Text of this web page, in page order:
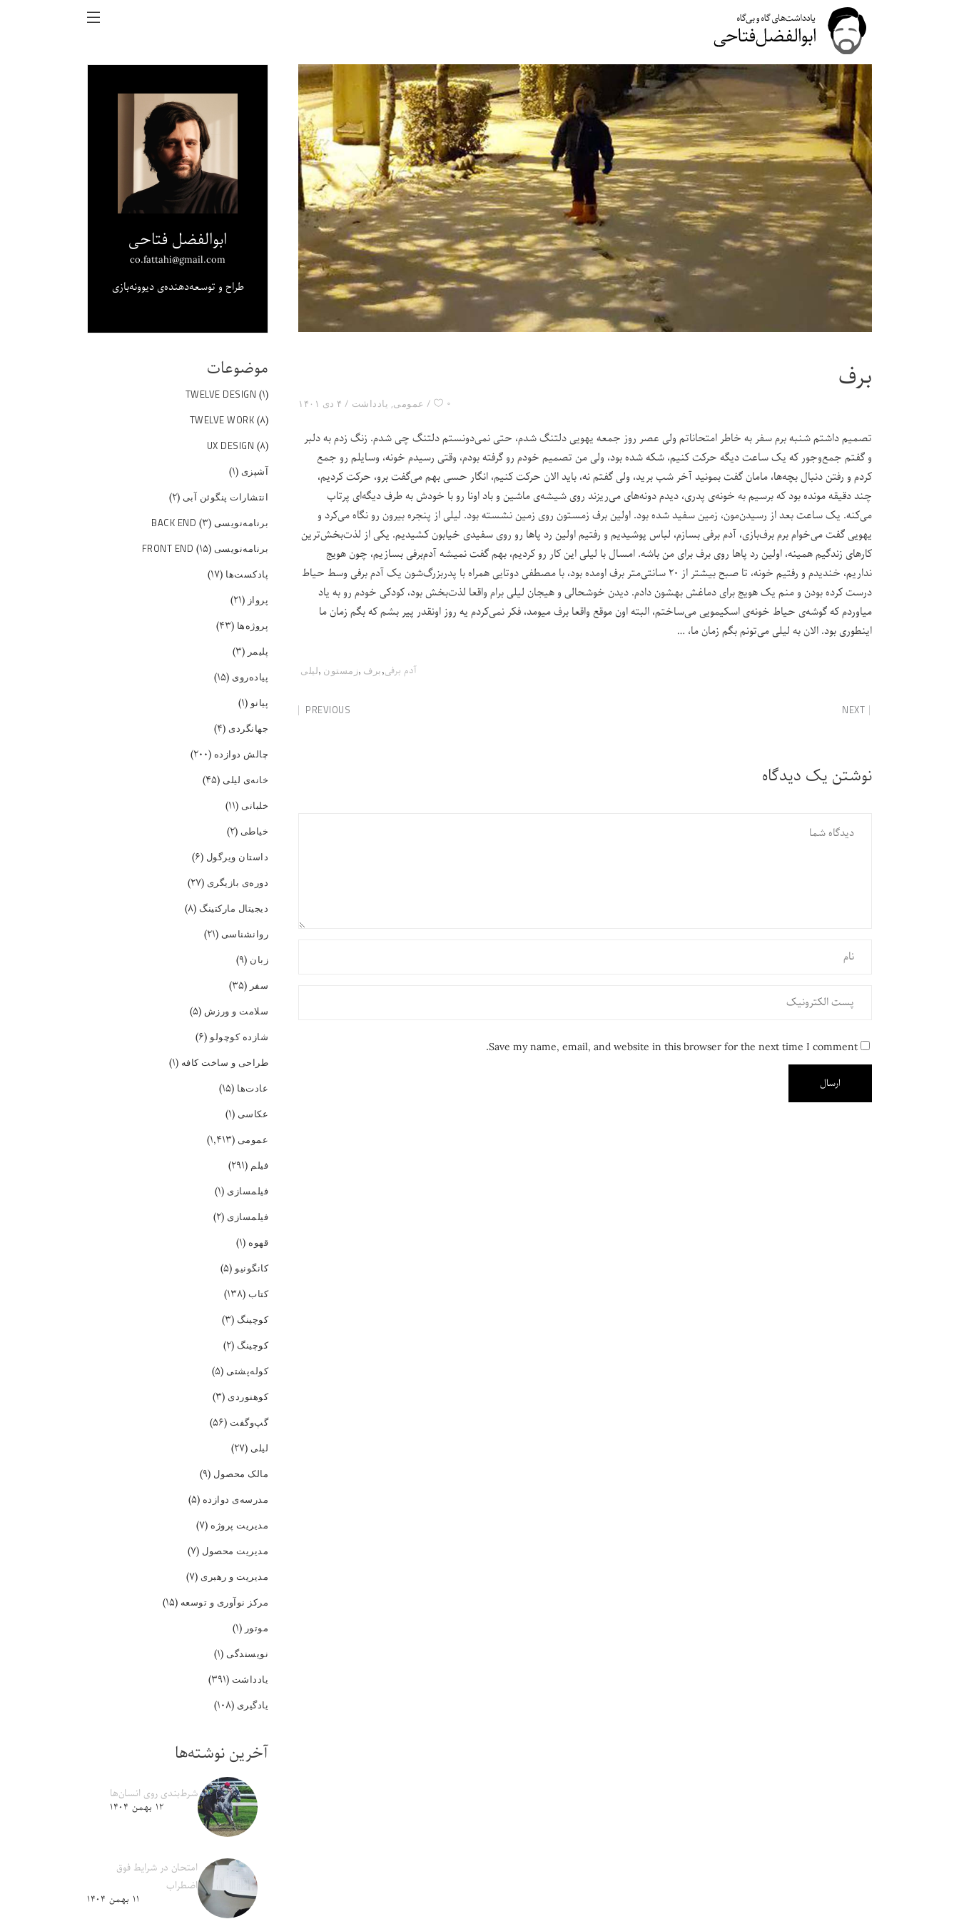
برف
۴ دی ۱۴۰۱ عمومی, یادداشت ۰
تصمیم داشتم شنبه برم سفر به خاطر امتحاناتم ولی عصر روز جمعه یهویی دلتنگ شدم، حتی نمی‌دونستم دلتنگ چی شدم. زنگ زدم به دلبر
و گفتم جمع‌و‌جور که یک ساعت دیگه حرکت کنیم، شکه شده بود، ولی من تصمیم خودم رو گرفته بودم، وقتی رسیدم خونه، وسایلم رو جمع
کردم و رفتن دنبال بچه‌ها، مامان گفت بمونید آخر شب برید، ولی گفتم نه، باید الان حرکت کنیم، انگار حسی بهم می‌گفت برو، حرکت کردیم،
چند دقیقه مونده بود که برسیم به خونه‌ی پدری، دیدم دونه‌های می‌ریزند روی شیشه‌ی ماشین و باد اونا رو با خودش به طرف دیگه‌ای پرتاب
می‌کنه. یک ساعت بعد از رسیدن‌مون، زمین سفید شده بود. اولین برف زمستون روی زمین نشسته بود. لیلی از پنجره بیرون رو نگاه می‌کرد و
یهویی گفت می‌خوام برم برف‌بازی، آدم برفی بسازم، لباس پوشیدیم و رفتیم اولین رد پاها رو روی سفیدی خیابون کشیدیم. یکی از لذت‌بخش‌ترین
کارهای زندگیم همینه، اولین رد پاها روی برف برای من باشه. امسال با لیلی این کار رو کردیم، بهم گفت نمیشه آدم‌برفی بسازیم، چون هویج
نداریم، خندیدم و رفتیم خونه، تا صبح بیشتر از ۲۰ سانتی‌متر برف اومده بود، با مصطفی دوتایی همراه با پدربزرگ‌شون یک آدم برفی وسط حیاط
درست کرده بودن و منم یک هویج برای دماغش بهشون دادم. دیدن خوشحالی و هیجان لیلی برام واقعا لذت‌بخش بود، کودکی خودم رو به یاد
میاوردم که گوشه‌ی حیاط خونه‌ی اسکیمویی می‌ساختم، البته اون موقع واقعا برف میومد، فکر نمی‌کردم یه روز اونقدر پیر بشم که بگم زمان ما
اینطوری بود. الان به لیلی می‌تونم بگم زمان ما، …
آدم برفی,برف ,زمستون ,لیلی
PREVIOUS NEXT
نوشتن یک دیدگاه
Save my name, email, and website in this browser for the next time I comment.
ابوالفضل فتاحی
co.fattahi@gmail.com
طراح و توسعه‌دهنده‌ی دیوونه‌بازی
موضوعات
TWELVE DESIGN (۱)
TWELVE WORK (۸)
UX DESIGN (۸)
آشپزی (۱)
انتشارات پنگوئن آبی (۲)
برنامه‌نویسی BACK END (۳)
برنامه‌نویسی FRONT END (۱۵)
پادکست‌ها (۱۷)
پرواز(۲۱)
پروژه‌ها (۴۳)
پلیمر(۳)
پیاده‌روی (۱۵)
پیانو(۱)
جهانگردی (۴)
چالش دوازده (۲۰۰)
خانه‌ی لیلی (۴۵)
خلبانی (۱۱)
خیاطی (۲)
داستان ویرگول (۶)
دوره‌ی بازیگری (۲۷)
دیجیتال مارکتینگ (۸)
روانشناسی (۲۱)
زبان (۹)
سفر(۳۵)
سلامت و ورزش (۵)
شازده کوچولو(۶)
طراحی و ساخت کافه (۱)
عادت‌ها (۱۵)
عکاسی (۱)
عمومی (۱,۴۱۳)
فیلم (۲۹۱)
فیلمسازی (۱)
فیلمسازی (۲)
قهوه (۱)
کانگونیو(۵)
کتاب (۱۳۸)
کوچینگ (۳)
کوچینگ (۲)
کوله‌پشتی (۵)
کوهنوردی (۳)
گپ‌و‌گفت (۵۶)
لیلی (۲۷)
مالک محصول (۹)
مدرسه‌ی دوازده (۵)
مدیریت پروژه (۷)
مدیریت محصول (۷)
مدیریت و رهبری (۷)
مرکز نوآوری و توسعه (۱۵)
موتور(۱)
نویسندگی (۱)
یادداشت (۳۹۱)
یادگیری (۱۰۸)
آخرین نوشته‌ها
شرط‌بندی روی انسان‌ها
۱۲ بهمن ۱۴۰۴
امتحان در شرایط فوق
اضطراب
۱۱ بهمن ۱۴۰۴